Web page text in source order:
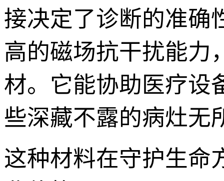
接决定了诊断的准确
高的磁场抗干扰能力
材。它能协助医疗设
些深藏不露的病灶无
这种材料在守护生命